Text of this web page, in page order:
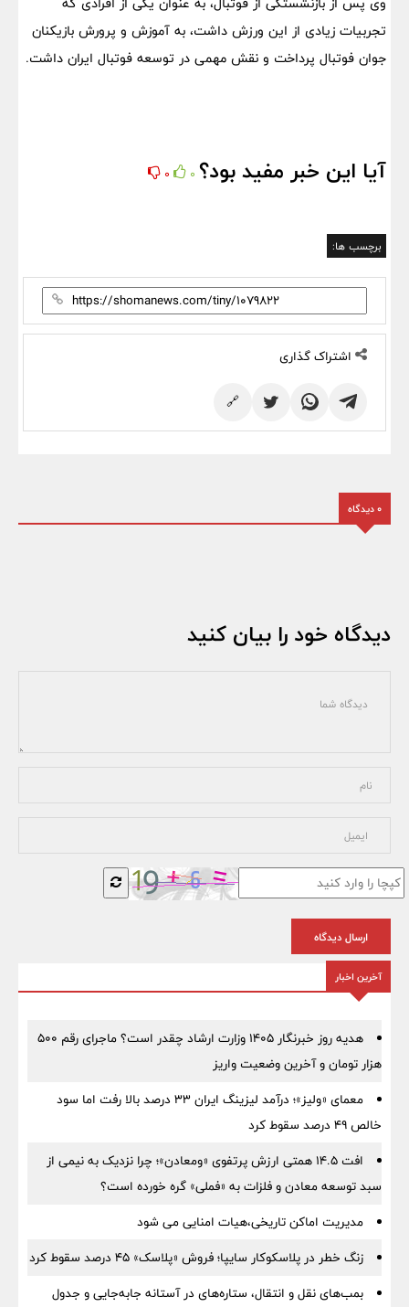
تجربیات زیادی از این ورزش داشت، به آموزش و پرورش بازیکنان
جوان فوتبال پرداخت و نقش مهمی در توسعه فوتبال ایران داشت.
آیا این خبر مفید بود؟ 0
0
برچسب ها:
اشتراک گذاری
🔗
0 دیدگاه
دیدگاه خود را بیان کنید
ارسال دیدگاه
آخرین اخبار
هدیه روز خبرنگار ۱۴۰۵ وزارت ارشاد چقدر است؟ ماجرای رقم ۵۰۰
هزار تومان و آخرین وضعیت واریز
معمای «ولیز»؛ درآمد لیزینگ ایران ۳۳ درصد بالا رفت اما سود
خالص ۴۹ درصد سقوط کرد
افت ۱۴.۵ همتی ارزش پرتفوی «ومعادن»؛ چرا نزدیک به نیمی از
سبد توسعه معادن و فلزات به «فملی» گره خورده است؟
مدیریت اماکن تاریخی،هیات امنایی می شود
زنگ خطر در پلاسکوکار سایپا؛ فروش «پلاسک» ۴۵ درصد سقوط کرد
بمب‌های نقل و انتقال، ستاره‌های در آستانه جابه‌جایی و جدول